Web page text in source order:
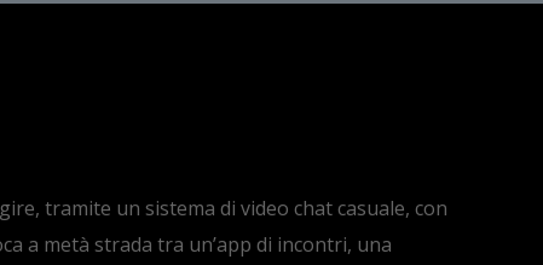
tramite un sistema di video chat casuale, con
a metà strada tra un’app di incontri, una